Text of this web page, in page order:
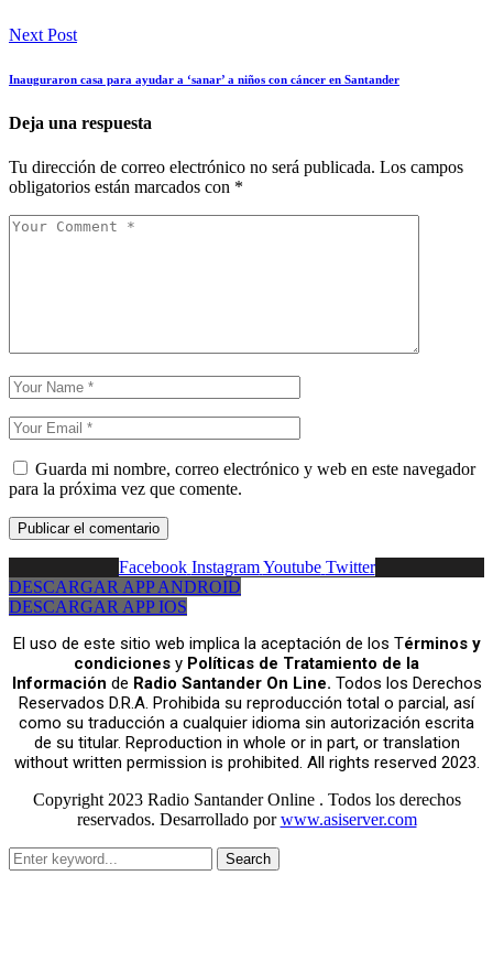
Next Post
Inauguraron casa para ayudar a ‘sanar’ a niños con cáncer en Santander
Deja una respuesta
Tu dirección de correo electrónico no será publicada. Los campos
obligatorios están marcados con *
Guarda mi nombre, correo electrónico y web en este navegador
para la próxima vez que comente.
Facebook Instagram Youtube Twitter
DESCARGAR APP ANDROID
DESCARGAR APP IOS
El uso de este sitio web implica la aceptación de los Términos y
condiciones y Políticas de Tratamiento de la
Información de Radio Santander On Line. Todos los Derechos
Reservados D.R.A. Prohibida su reproducción total o parcial, así
como su traducción a cualquier idioma sin autorización escrita
de su titular. Reproduction in whole or in part, or translation
without written permission is prohibited. All rights reserved 2023.
Copyright 2023 Radio Santander Online . Todos los derechos
reservados. Desarrollado porwww.asiserver.com
Search